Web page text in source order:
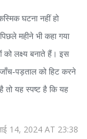
घटना नहीं हो
महीने भी कहा गया
लक्ष्य बनाते हैं। इस
को हिट करने
तो यह स्पष्ट है कि यह
14, 2024 AT 23:38